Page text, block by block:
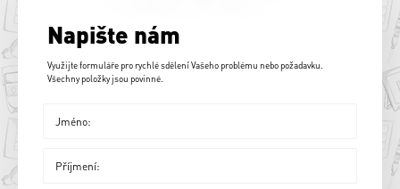
Napište nám
Využijte formuláře pro rychlé sdělení Vašeho problému nebo požadavku.
Všechny položky jsou povinné.